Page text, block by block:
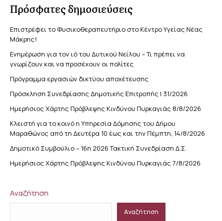
Πρόσφατες δημοσιεύσεις
Επιστρέφει το Φυσικοθεραπευτήριο στο Κέντρο Υγείας Νέας
Μάκρης!
Ενημέρωση για τον ιό του Δυτικού Νείλου – Τι πρέπει να
γνωρίζουν και να προσέχουν οι πολίτες
Πρόγραμμα εργασιών δικτύου αποχέτευσης
Πρόσκληση Συνεδρίασης Δημοτικής Επιτροπής | 31/2026
Ημερήσιος Χάρτης Πρόβλεψης Κινδύνου Πυρκαγιάς 8/8/2026
Κλειστή για το κοινό η Υπηρεσία Δόμησης του Δήμου
Μαραθώνος από τη Δευτέρα 10 έως και την Πέμπτη, 14/8/2026
Δημοτικό Συμβούλιο – 16η 2026 Τακτική Συνεδρίαση Δ.Σ.
Ημερήσιος Χάρτης Πρόβλεψης Κινδύνου Πυρκαγιάς 7/8/2026
Αναζήτηση
Αναζήτηση